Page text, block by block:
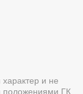
и не
положениями ГК